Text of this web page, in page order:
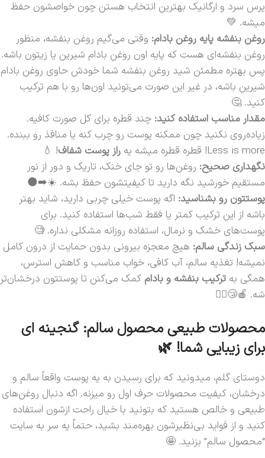
پرس سرد و ارگانیک بهترین انتخاب هستن چون خواصشون حفظ
میشه. 💚
روغن بنفشه پایه روغن بادام: وقتی می‌گیم روغن بنفشه، منظور
روغن بنفشه‌ای هست که پایه اون روغن بادام شیرین یا زیتون باشه.
پس بهتره مطمئن شید روغن بنفشه شما خودش حاوی روغن بادام
شیرین باشه، در غیر این صورت می‌تونید اون‌ها رو با هم ترکیب
کنید. 🤔
مقدار مناسب استفاده کنید: چند قطره برای کل صورت کافیه.
زیاده‌روی نکنید چون ممکنه پوست رو چرب کنه یا منافذ رو ببنده.
Less is more! قطره قطره میشه یه
راز پوست شفاف! 💧
نگهداری صحیح: روغن‌ها رو تو جای خنک، تاریک و دور از نور
مستقیم خورشید نگه دارید تا کیفیتشون حفظ بشه. ☀️➡️🌑
پوستتون رو بشناسید: اگه پوست خیلی چربی دارید، شاید بهتر
باشه از این ترکیب کمتر یا فقط شب‌ها استفاده کنید. برای
پوست‌های خشک و نرمال، استفاده روزانه مشکلی نداره. 🧐
سبک زندگی سالم: هیچ معجزه بیرونی بدون حمایت از درون کامل
نمیشه! تغذیه سالم، آب کافی، خواب مناسب و کاهش استرس،
همگی به ترکیب بنفشه و بادام کمک می‌کنن تا پوستتون درخشان‌تر
شه. 🍎😴🧘‍♀️
محصولات طبیعی محصول سالم: گنجینه ای
برای زیبایی شما! 🌿
دوستای گلم، میدونید که برای رسیدن به یه پوست واقعاً سالم و
درخشان، کیفیت محصولات حرف اول رو میزنه. اگه دنبال روغن‌های
طبیعی و خالص هستید که بتونید با خیال راحت ازشون استفاده
کنید و از فواید بی‌نظیرشون بهره‌مند بشید، حتماً یه سر به سایت
“محصول سالم” بزنید. 🤩